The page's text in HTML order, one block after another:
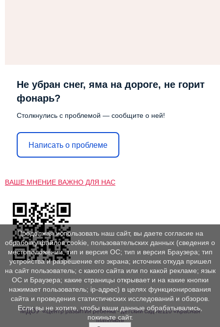
Не убран снег, яма на дороге, не горит
фонарь?
Столкнулись с проблемой — сообщите о ней!
Написать о проблеме
ВАШЕ МНЕНИЕ ВАЖНО ДЛЯ НАС
МДОУ «Центр развития ребенка - детский сад №110 «Красная
шапочка»
Продолжая использовать наш сайт, вы даете согласие на
обработку файлов cookie, пользовательских данных (сведения о
местоположении; тип и версия ОС; тип и версия Браузера; тип
устройства и разрешение его экрана; источник откуда пришел
на сайт пользователь; с какого сайта или по какой рекламе; язык
ОС и Браузера; какие страницы открывает и на какие кнопки
нажимает пользователь; ip-адрес) в целях функционирования
сайта и проведения статистических исследований и обзоров.
Если вы не хотите, чтобы ваши данные обрабатывались,
покиньте сайт.